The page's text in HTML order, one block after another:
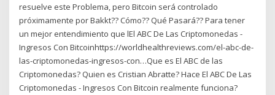
resuelve este Problema, pero Bitcoin será controlado
próximamente por Bakkt?? Cómo?? Qué Pasará?? Para tener
un mejor entendimiento que lEl ABC De Las Criptomonedas -
Ingresos Con Bitcoinhttps://worldhealthreviews.com/el-abc-de-
las-criptomonedas-ingresos-con…Que es El ABC de las
Criptomonedas? Quien es Cristian Abratte? Hace El ABC De Las
Criptomonedas - Ingresos Con Bitcoin realmente funciona?